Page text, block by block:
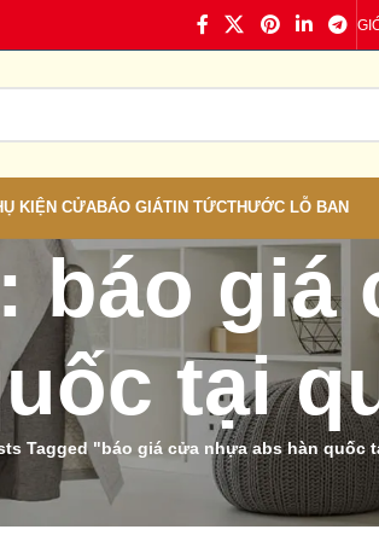
KIỆN CỬABÁO GIÁTIN TỨCTHƯỚC LỖ BAN
báo giá
tại
Tagged "báo giá cửa nhựa abs hàn quốc